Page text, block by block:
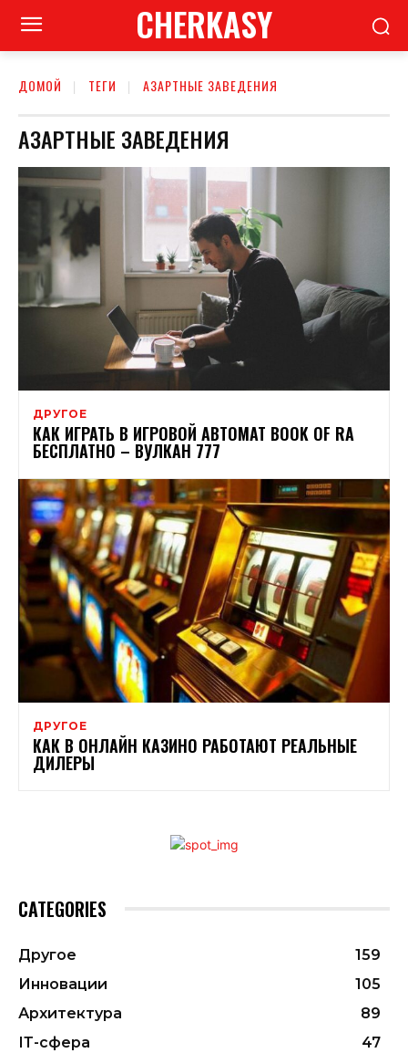
CHERKASY
ДОМОЙ ТЕГИ АЗАРТНЫЕ ЗАВЕДЕНИЯ
АЗАРТНЫЕ ЗАВЕДЕНИЯ
ДРУГОЕ
КАК ИГРАТЬ В ИГРОВОЙ АВТОМАТ BOOK OF RA
БЕСПЛАТНО – ВУЛКАН 777
ДРУГОЕ
КАК В ОНЛАЙН КАЗИНО РАБОТАЮТ РЕАЛЬНЫЕ
ДИЛЕРЫ
CATEGORIES
Другое
159
Инновации
105
Архитектура
89
ІТ-сфера
47